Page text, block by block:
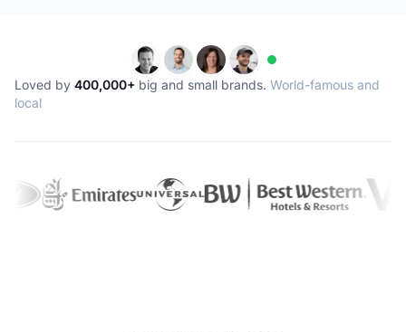
Loved by 400,000+ big and small brands. World-famous and
local